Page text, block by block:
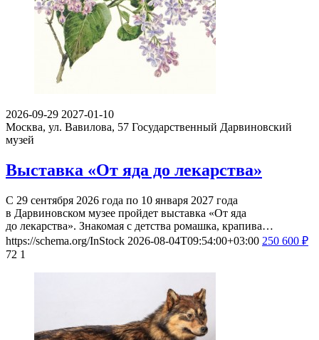
2026-09-29 2027-01-10
Москва, ул. Вавилова, 57 Государственный Дарвиновский
музей
Выставка «От яда до лекарства»
С 29 сентября 2026 года по 10 января 2027 года
в Дарвиновском музее пройдет выставка «От яда
до лекарства». Знакомая с детства ромашка, крапива…
https://schema.org/InStock 2026-08-04T09:54:00+03:00 250 600 ₽
72 1